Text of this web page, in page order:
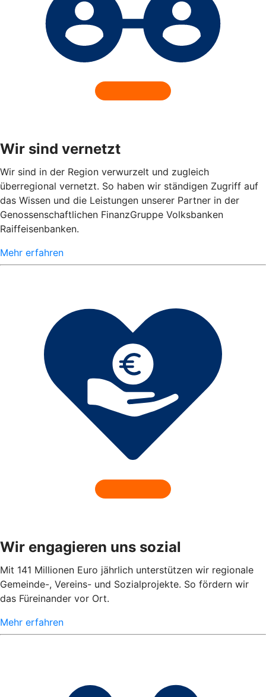
Wir sind vernetzt
Wir sind in der Region verwurzelt und zugleich
überregional vernetzt. So haben wir ständigen Zugriff auf
das Wissen und die Leistungen unserer Partner in der
Genossenschaftlichen FinanzGruppe Volksbanken
Raiffeisenbanken.
Mehr erfahren
Wir engagieren uns sozial
Mit 141 Millionen Euro jährlich unterstützen wir regionale
Gemeinde-, Vereins- und Sozialprojekte. So fördern wir
das Füreinander vor Ort.
Mehr erfahren